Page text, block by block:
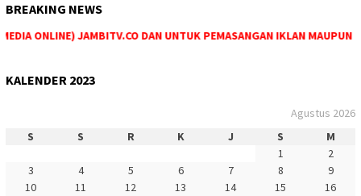
BREAKING NEWS
ONLINE) JAMBITV.CO DAN UNTUK PEMASANGAN IKLAN MAUPUN
KALENDER 2023
Agustus 2026
S
S R K J S
M
1
2
3
4 5 6 7 8
9
10
11 12 13 14 15
16